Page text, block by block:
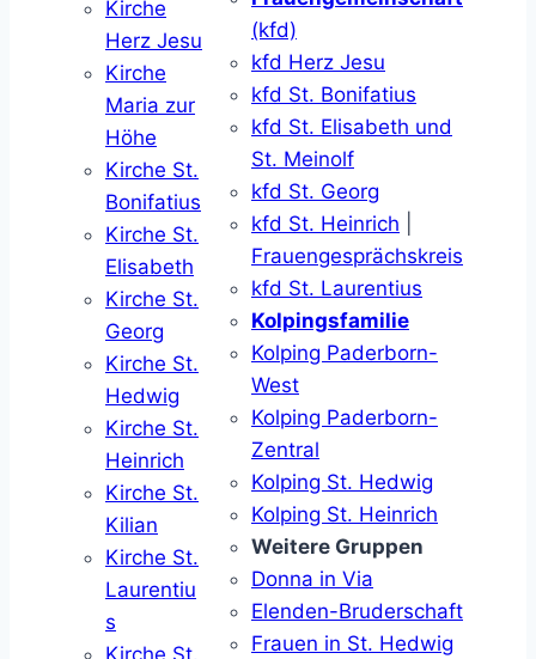
Kirche
Herz Jesu
Kirche
Maria zur
Höhe
Kirche St.
Bonifatius
Kirche St.
Elisabeth
Kirche St.
Georg
Kirche St.
Hedwig
Kirche St.
Heinrich
Kirche St.
Kilian
Kirche St.
Laurentiu
s
Kirche St.
(kfd)
kfd Herz Jesu
kfd St. Bonifatius
kfd St. Elisabeth und
St. Meinolf
kfd St. Georg
kfd St. Heinrich
Frauengesprächskreis
kfd St. Laurentius
Kolpingsfamilie
Kolping Paderborn-
West
Kolping Paderborn-
Zentral
Kolping St. Hedwig
Kolping St. Heinrich
Weitere Gruppen
Donna in Via
Elenden-Bruderschaft
Frauen in St. Hedwig